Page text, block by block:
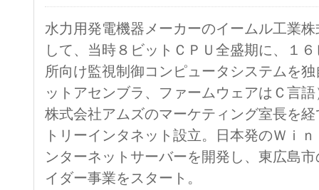
水力用発電機器メーカーのイームル工業
して、当時８ビットＣＰＵ全盛期に、１
所向け監視制御コンピュータシステムを
ットアセンブラ、ファームウェアはＣ言語
株式会社アムズのマーケティング室長を
トリーインタネット設立。日本発のＷｉ
ンターネットサーバーを開発し、東広島
イダー事業をスタート。